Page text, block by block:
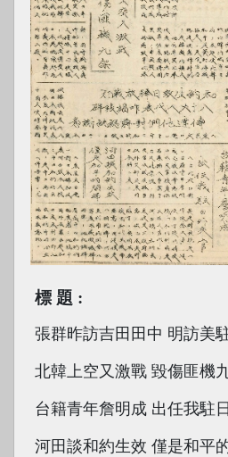
標題
張群昨訪吉田田中 明訪美
北韓上空又激戰 毀傷匪機
台籍青年詹明成 出任我駐
河田談和約生效 僅是和平